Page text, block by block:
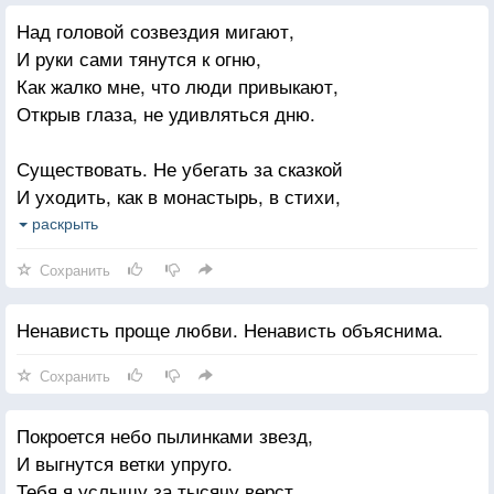
Люди земли, убейте войну
Про кляните войну
Люди Земли!
Мечту, пронесите через года
И жизнью наполните,
Заклинаю Вас,
Люди ПОМНИТЕ!
Над головой созвездия мигают,
И руки сами тянутся к огню,
Как жалко мне, что люди привыкают,
Открыв глаза, не удивляться дню.
Существовать. Не убегать за сказкой
И уходить, как в монастырь, в стихи,
Ловить Жар-птицу для жаркого с кашей,
раскрыть
Сохранить
Ненависть проще любви. Ненависть объяснима.
Сохранить
Покроется небо пылинками звезд,
И выгнутся ветки упруго.